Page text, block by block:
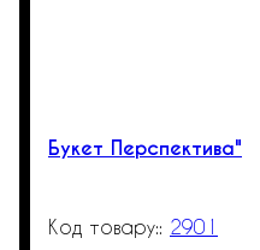
Букет Перспектива"
2901